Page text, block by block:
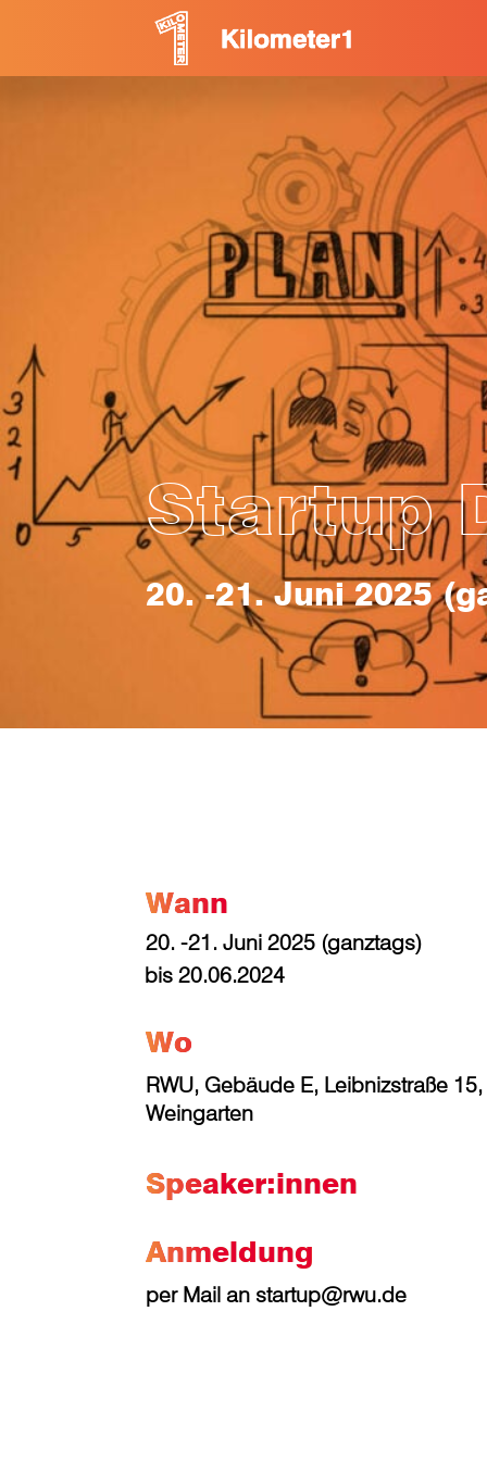
Startup
20. -21. Juni 2025
Wann
20. -21. Juni 2025 (ganztags)
bis 20.06.2024
Wo
RWU, Gebäude E, Leibnizstraße
Weingarten
Speaker:innen
Anmeldung
per Mail an startup@rwu.de